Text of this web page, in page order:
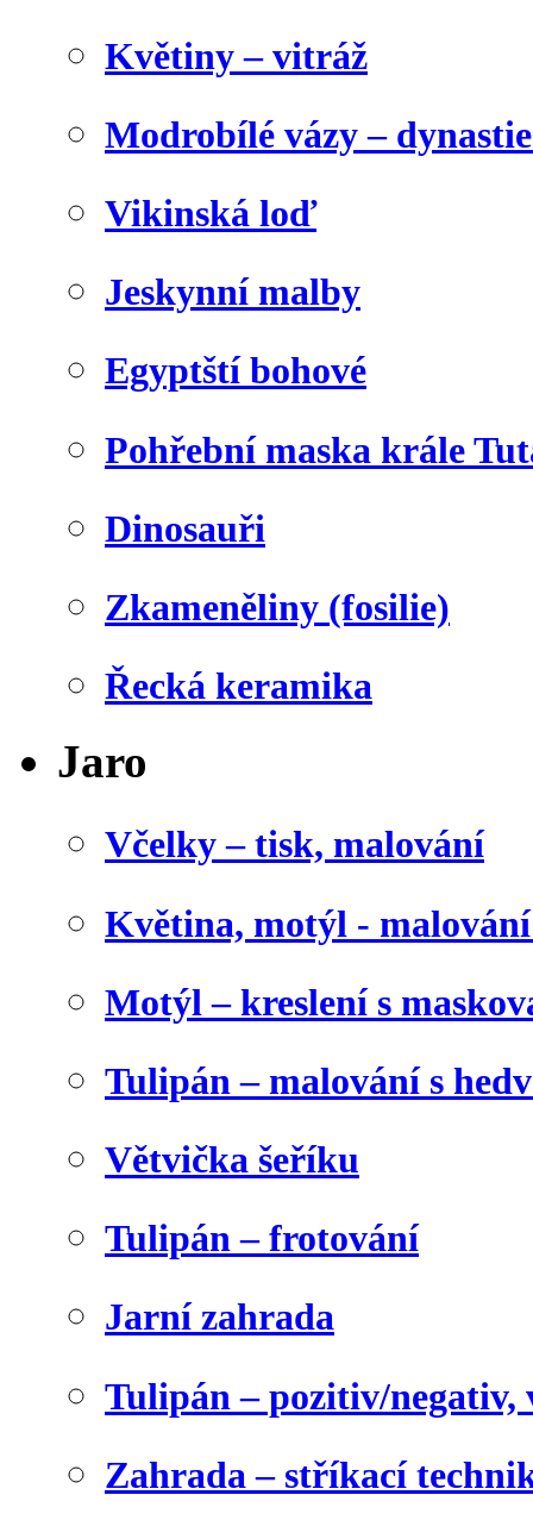
Květiny – vitráž
Modrobílé vázy –
Vikinská loď
Jeskynní malby
Egyptští bohové
Pohřební maska krále
Dinosauři
Zkameněliny (fosilie)
Řecká keramika
Jaro
Včelky – tisk, malování
Květina, motýl -
Motýl – kreslení s
Tulipán – malování s
Větvička šeříku
Tulipán – frotování
Jarní zahrada
Tulipán – pozitiv/negativ,
Zahrada – stříkací